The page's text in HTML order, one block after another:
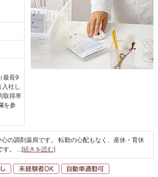
最長9
社し
取得率
を参
の調剤薬局です。 転勤の心配もなく、産休・育休
。 ...[続きを読む]
支援 転勤なし 未経験者OK